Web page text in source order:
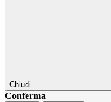
Chiudi
Conferma